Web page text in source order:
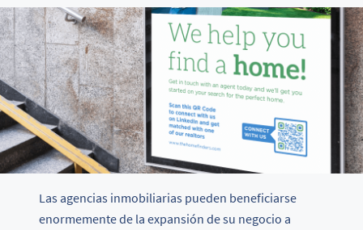
Las agencias inmobiliarias pueden beneficiarse
enormemente de la expansión de su negocio a